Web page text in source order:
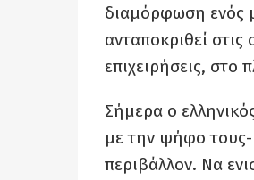
διαμόρφωση ενός
ανταποκριθεί στις
επιχειρήσεις, στο
Σήμερα ο
με την ψήφο τους-
περιβάλλον. Να